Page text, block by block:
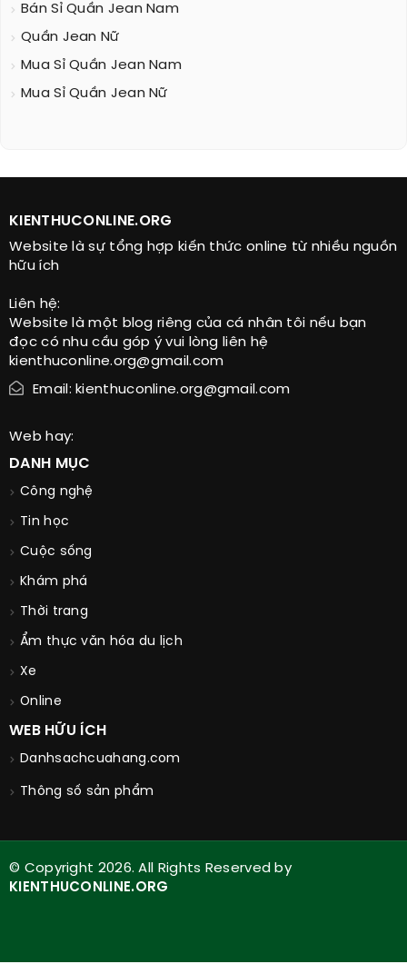
Bán Sỉ Quần Jean Nam
Quần Jean Nữ
Mua Sỉ Quần Jean Nam
Mua Sỉ Quần Jean Nữ
KIENTHUCONLINE.ORG
Website là sự tổng hợp kiến thức online từ nhiều nguồn
hữu ích
Liên hệ:
Website là một blog riêng của cá nhân tôi nếu bạn
đọc có nhu cầu góp ý vui lòng liên hệ
kienthuconline.org@gmail.com
Email: kienthuconline.org@gmail.com
Web hay:
DANH MỤC
Công nghệ
Tin học
Cuộc sống
Khám phá
Thời trang
Ẩm thực văn hóa du lịch
Xe
Online
WEB HỮU ÍCH
Danhsachcuahang.com
Thông số sản phẩm
© Copyright 2026. All Rights Reserved by
KIENTHUCONLINE.ORG